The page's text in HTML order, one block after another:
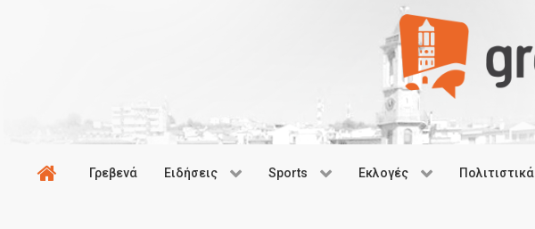
Γρεβενά Ειδήσεις Sports Εκλογές Πολιτιστικά